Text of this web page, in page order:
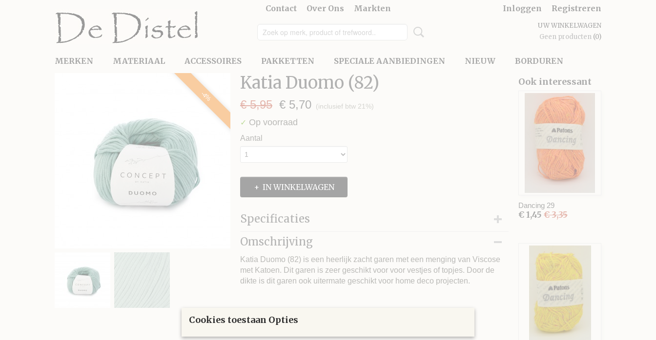
Contact Over Ons Markten Inloggen Registreren
UW WINKELWAGEN
Geen producten (0)
MERKEN MATERIAAL ACCESSOIRES PAKKETTEN SPECIALE AANBIEDINGEN NIEUW BORDUREN
-4%
Katia Duomo (82)
€ 5,95 € 5,70 (inclusief btw 21%)
✓ Op voorraad
Aantal
IN WINKELWAGEN
Specificaties
Netto gewicht
Looplengte
Naalddikte
4 - 5
Stekenverhouding
16 steken x 23 naalden
Omschrijving
Katia Duomo (82) is een heerlijk zacht garen met een menging van Viscose
met Katoen. Dit garen is zeer geschikt voor voor vestjes of topjes. Door de
dikte is dit garen ook uitermate geschikt voor home deco projecten.
Ook interessant
Dancing 29
€ 1,45 € 3,35
Cookies toestaan Opties